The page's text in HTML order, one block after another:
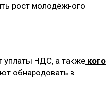
рост молодёжного
уплаты НДС, а также кого
обнародовать в